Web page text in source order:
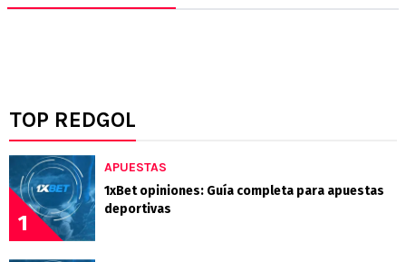
TOP REDGOL
1
APUESTAS
1xBet opiniones: Guía completa para apuestas
deportivas